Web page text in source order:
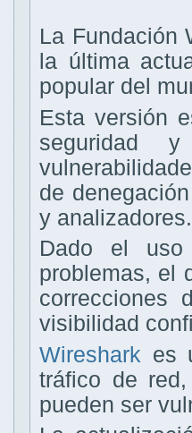
La Fundación
la última
popular del
Esta versión
seguridad
de
y analizadores.
Dado el uso
problemas, el
correcciones
visibilidad
Wireshark es
tráfico de
pueden ser